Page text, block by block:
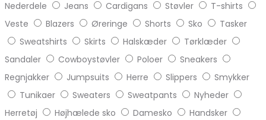
Nederdele
Jeans Cardigans Støvler
T-shirts
Veste
Blazers Øreringe Shorts Sko
Tasker
Sweatshirts
Skirts Halskæder
Tørklæder
Sandaler
Cowboystøvler Poloer
Sneakers
Regnjakker
Jumpsuits Herre Slippers
Smykker
Tunikaer
Sweaters Sweatpants
Nyheder
Herretøj
Højhælede sko Damesko
Handsker